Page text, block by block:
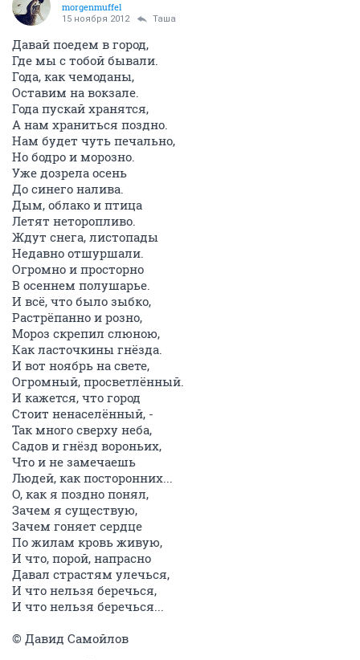
morgenmuffel
15 ноября 2012 Таша
Давай поедем в город,
Где мы с тобой бывали.
Года, как чемоданы,
Оставим на вокзале.
Года пускай хранятся,
А нам храниться поздно.
Нам будет чуть печально,
Но бодро и морозно.
Уже дозрела осень
До синего налива.
Дым, облако и птица
Летят неторопливо.
Ждут снега, листопады
Недавно отшуршали.
Огромно и просторно
В осеннем полушарье.
И всё, что было зыбко,
Растрёпанно и розно,
Мороз скрепил слюною,
Как ласточкины гнёзда.
И вот ноябрь на свете,
Огромный, просветлённый.
И кажется, что город
Стоит ненаселённый, -
Так много сверху неба,
Садов и гнёзд вороньих,
Что и не замечаешь
Людей, как посторонних...
О, как я поздно понял,
Зачем я существую,
Зачем гоняет сердце
По жилам кровь живую,
И что, порой, напрасно
Давал страстям улечься,
И что нельзя беречься,
И что нельзя беречься...
© Давид Самойлов